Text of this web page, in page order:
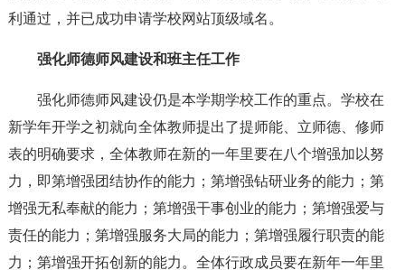
利通过，并已成功申请学校网站顶级域名。
强化师德师风建设和班主任工作
强化师德师风建设仍是本学期学校工作的重点。学校在
新学年开学之初就向全体教师提出了提师能、立师德、修师
表的明确要求，全体教师在新的一年里要在八个增强加以努
力，即第增强团结协作的能力；第增强钻研业务的能力；第
增强无私奉献的能力；第增强干事创业的能力；第增强爱与
责任的能力；第增强服务大局的能力；第增强履行职责的能
力；第增强开拓创新的能力。全体行政成员要在新年一年里